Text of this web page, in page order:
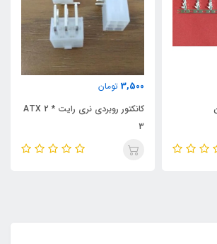
3,500 تومان
کانکتور روبردی نری رایت ATX 2 *
3